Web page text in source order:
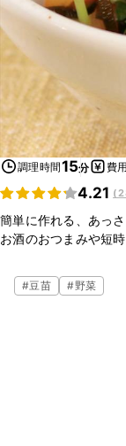
調理時間15分 費
4.21 (
簡単に作れる、あっ
お酒のおつまみや短
またきのこ類やしょ
お好みでアレンジし
#豆苗 #野菜